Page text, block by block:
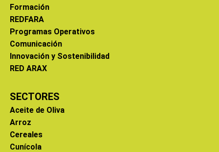
Formación
REDFARA
Programas Operativos
Comunicación
Innovación y Sostenibilidad
RED ARAX
SECTORES
Aceite de Oliva
Arroz
Cereales
Cunícola